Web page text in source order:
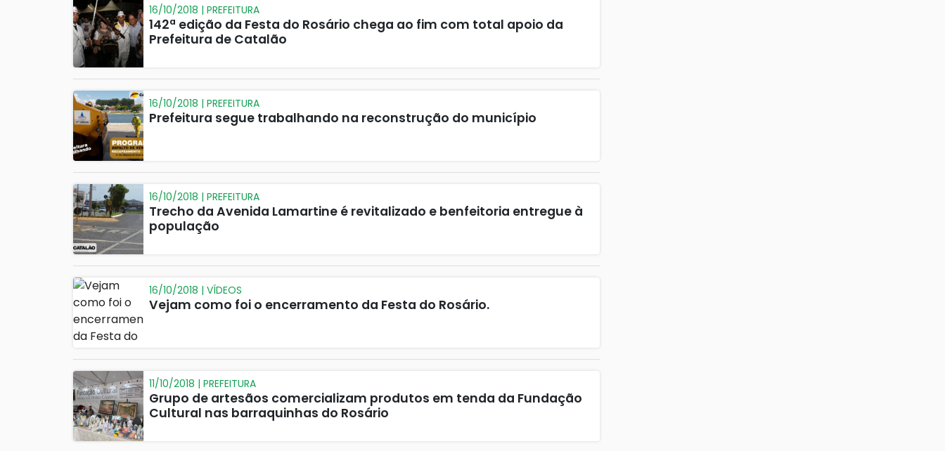
16/10/2018 | PREFEITURA
142ª edição da Festa do Rosário chega ao fim com total apoio da
Prefeitura de Catalão
16/10/2018 | PREFEITURA
Prefeitura segue trabalhando na reconstrução do município
16/10/2018 | PREFEITURA
Trecho da Avenida Lamartine é revitalizado e benfeitoria entregue à
população
16/10/2018 | VÍDEOS
Vejam como foi o encerramento da Festa do Rosário.
11/10/2018 | PREFEITURA
Grupo de artesãos comercializam produtos em tenda da Fundação
Cultural nas barraquinhas do Rosário